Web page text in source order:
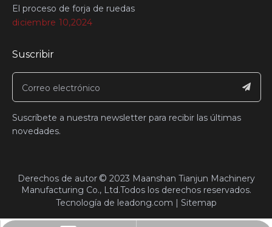
El proceso de forja de ruedas
diciembre 10,2024
Suscribir
Suscríbete a nuestra newsletter para recibir las últimas
novedades.
​Derechos de autor© 2023 Maanshan Tianjun Machinery
Manufacturing Co., Ltd.Todos los derechos reservados.
Tecnología de leadong.com | Sitemap